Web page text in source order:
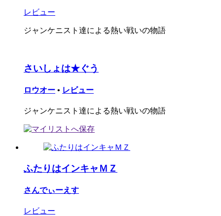
レビュー
ジャンケニスト達による熱い戦いの物語
さいしょは★ぐう
ロウオー • レビュー
ジャンケニスト達による熱い戦いの物語
ふたりはインキャＭＺ
さんでぃーえす
レビュー